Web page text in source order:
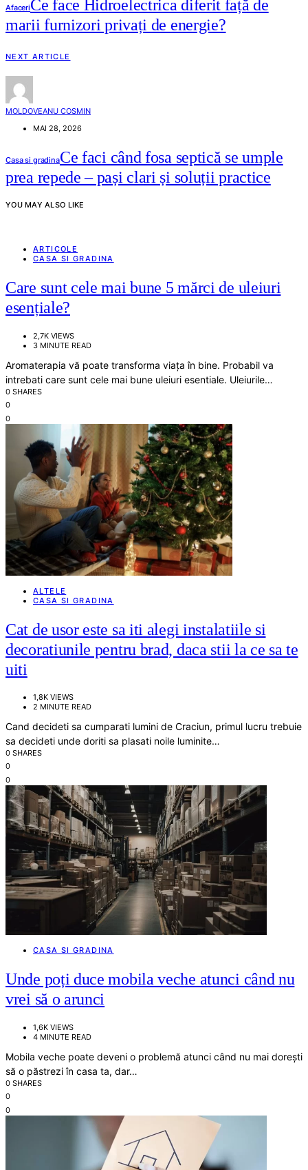
AfaceriCe face Hidroelectrica diferit față de
marii furnizori privați de energie?
NEXT ARTICLE
MOLDOVEANU COSMIN
MAI 28, 2026
Casa si gradinaCe faci când fosa septică se umple
prea repede – pași clari și soluții practice
YOU MAY ALSO LIKE
ARTICOLE
CASA SI GRADINA
Care sunt cele mai bune 5 mărci de uleiuri
esențiale?
2,7K VIEWS
3 MINUTE READ
Aromaterapia vă poate transforma viața în bine. Probabil va
intrebati care sunt cele mai bune uleiuri esentiale. Uleiurile…
0 SHARES
0
0
ALTELE
CASA SI GRADINA
Cat de usor este sa iti alegi instalatiile si
decoratiunile pentru brad, daca stii la ce sa te
uiti
1,8K VIEWS
2 MINUTE READ
Cand decideti sa cumparati lumini de Craciun, primul lucru trebuie
sa decideti unde doriti sa plasati noile luminite…
0 SHARES
0
0
CASA SI GRADINA
Unde poți duce mobila veche atunci când nu
vrei să o arunci
1,6K VIEWS
4 MINUTE READ
Mobila veche poate deveni o problemă atunci când nu mai dorești
să o păstrezi în casa ta, dar…
0 SHARES
0
0